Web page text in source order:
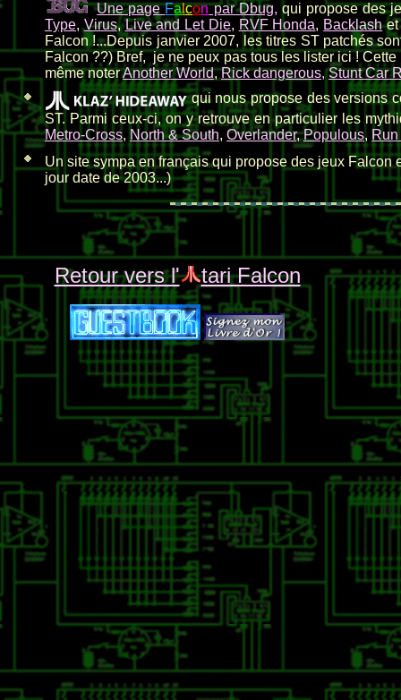
Une pageFalconpar Dbug, qui propose des
Type,Virus,Live and Let Die, RVF Honda, Backlash
Falcon !...Depuis janvier 2007, les titres ST patchés
Falcon ??) Bref, je ne peux pas tous les lister ici !
même noterAnother World,Rick dangerous, Stunt Car
qui nous propose des versions
ST. Parmi ceux-ci, on y retrouve en particulier les
Metro-Cross, North & South, Overlander,Populous,
Un site sympa en français qui propose des jeux
jour date de 2003...)
Retour vers l' tari Falcon